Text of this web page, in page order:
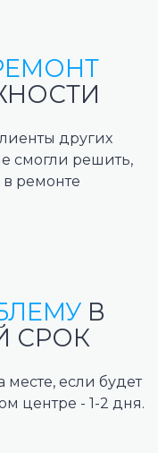
других
смогли решить,
в ремонте
В
СРОК
месте, если будет
центре - 1-2 дня.